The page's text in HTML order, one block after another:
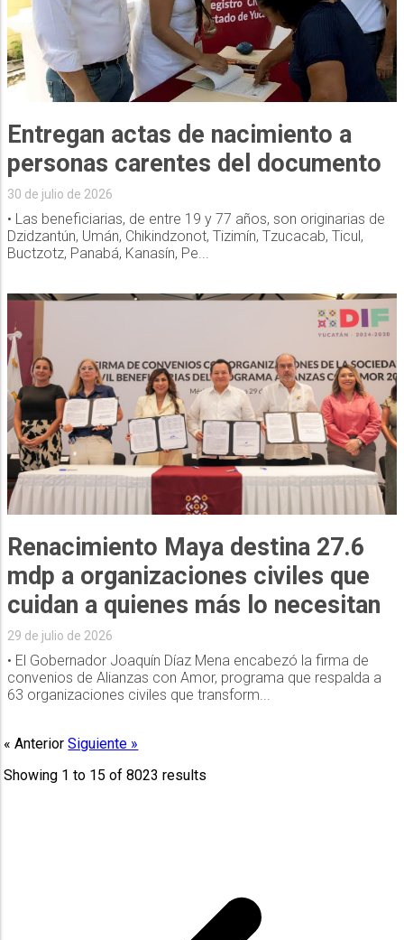
Entregan actas de nacimiento a
personas carentes del documento
30 de julio de 2026
• Las beneficiarias, de entre 19 y 77 años, son originarias de
Dzidzantún, Umán, Chikindzonot, Tizimín, Tzucacab, Ticul,
Buctzotz, Panabá, Kanasín, Pe...
Renacimiento Maya destina 27.6
mdp a organizaciones civiles que
cuidan a quienes más lo necesitan
29 de julio de 2026
• El Gobernador Joaquín Díaz Mena encabezó la firma de
convenios de Alianzas con Amor, programa que respalda a
63 organizaciones civiles que transform...
« AnteriorSiguiente »
Showing 1 to 15 of8023 results